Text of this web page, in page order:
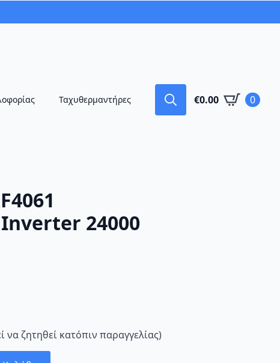
Ταχυθερμαντήρες €0.00 0
Inverter 24000
ζητηθεί κατόπιν παραγγελίας)